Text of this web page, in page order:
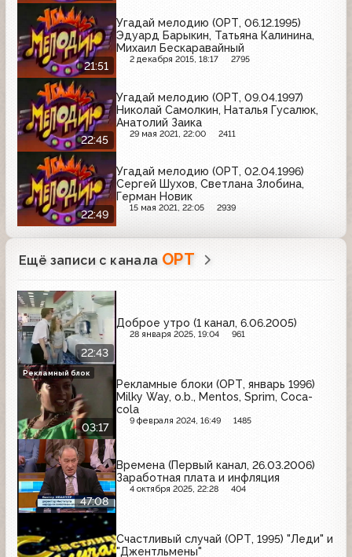
21:51
Угадай мелодию (ОРТ, 06.12.1995)
Эдуард Барыкин, Татьяна Калинина,
Михаил Бескаравайный
2 декабря 2015, 18:17 2795
22:45
Угадай мелодию (ОРТ, 09.04.1997)
Николай Самолкин, Наталья Гусалюк,
Анатолий Заика
29 мая 2021, 22:00 2411
22:49
Угадай мелодию (ОРТ, 02.04.1996)
Сергей Шухов, Светлана Злобина,
Герман Новик
15 мая 2021, 22:05 2939
Ещё записи с канала ОРТ
22:43
Доброе утро (1 канал, 6.06.2005)
28 января 2025, 19:04 961
03:17
Рекламные блоки (ОРТ, январь 1996)
Milky Way, o.b., Mentos, Sprim, Coca-
cola
9 февраля 2024, 16:49 1485
Рекламный блок
47:08
Времена (Первый канал, 26.03.2006)
Заработная плата и инфляция
4 октября 2025, 22:28 404
Счастливый случай (ОРТ, 1995) "Леди" и
"Джентльмены"